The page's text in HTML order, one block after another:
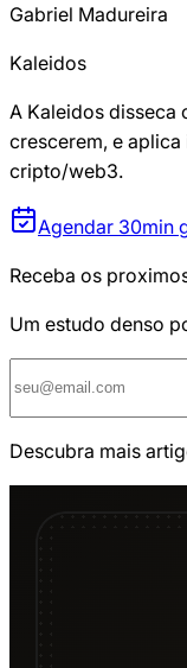
Gabriel Madureira
Kaleidos
A Kaleidos disseca
crescerem, e
cripto/web3.
Agendar 30min
Receba os
Um estudo denso
Descubra mais